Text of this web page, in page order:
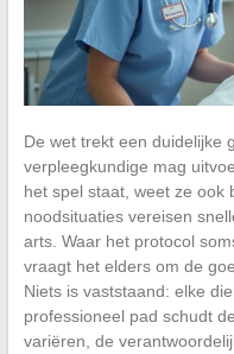
De wet trekt een duidelijke
verpleegkundige mag
het spel staat, weet ze ook
noodsituaties vereisen
arts. Waar het protocol
vraagt het elders om de
Niets is vaststaand: elke
professioneel pad schudt
variëren, de